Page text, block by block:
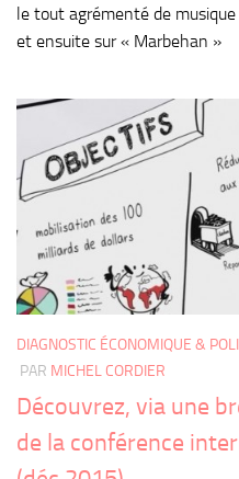
le tout agrémenté de musique
et ensuite sur « Marbehan »
DIAGNOSTIC ÉCONOMIQUE &
PAR MICHEL CORDIER
Découvrez, via une
de la conférence